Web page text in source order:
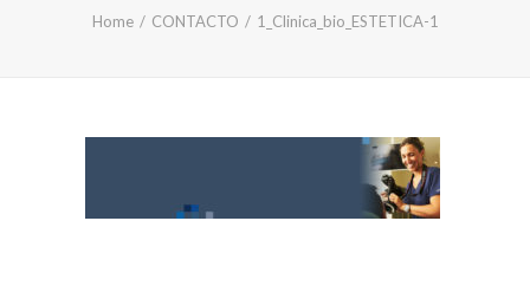
DOCTORES
1ª CONSULTA GRATIS
Home CONTACTO 1_Clinica_bio_ESTETICA-1